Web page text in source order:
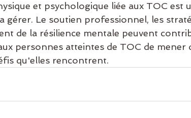
et psychologique liée aux TOC est
gérer. Le soutien professionnel, les
de la résilience mentale peuvent
personnes atteintes de TOC de mener
qu'elles rencontrent.